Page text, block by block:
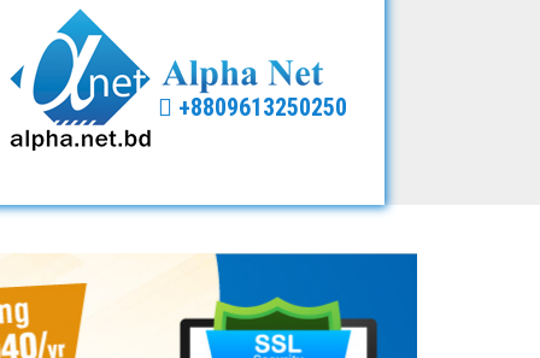
+8809613250250